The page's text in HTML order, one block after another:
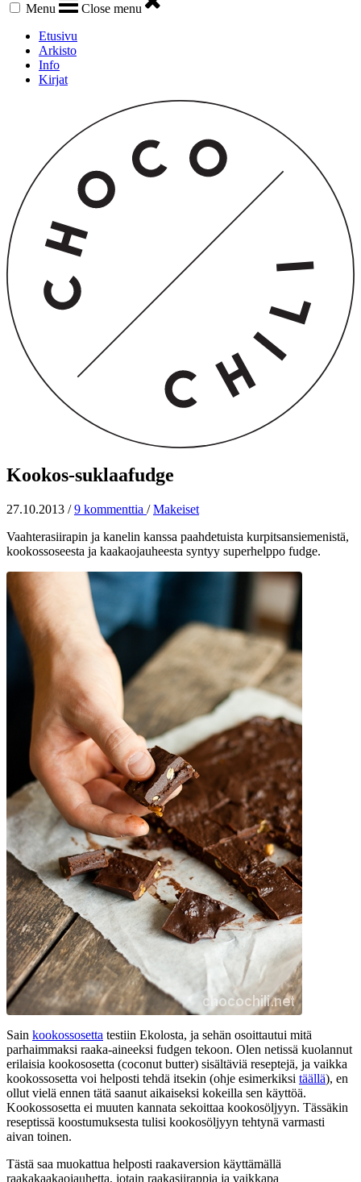
Menu
Close menu
Etusivu
Arkisto
Info
Kirjat
Kookos-suklaafudge
27.10.2013 / 9 kommenttia / Makeiset
Vaahterasiirapin ja kanelin kanssa paahdetuista kurpitsansiemenistä,
kookossoseesta ja kaakaojauheesta syntyy superhelppo fudge.
Sain kookossosetta testiin Ekolosta, ja sehän osoittautui mitä
parhaimmaksi raaka-aineeksi fudgen tekoon. Olen netissä kuolannut
erilaisia kookososetta (coconut butter) sisältäviä reseptejä, ja vaikka
kookossosetta voi helposti tehdä itsekin (ohje esimerkiksi täällä), en
ollut vielä ennen tätä saanut aikaiseksi kokeilla sen käyttöä.
Kookossosetta ei muuten kannata sekoittaa kookosöljyyn. Tässäkin
reseptissä koostumuksesta tulisi kookosöljyyn tehtynä varmasti
aivan toinen.
Tästä saa muokattua helposti raakaversion käyttämällä
raakakaakaojauhetta, jotain raakasiirappia ja vaikkapa